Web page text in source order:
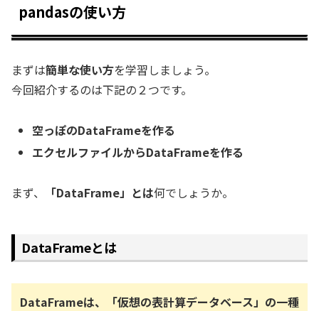
pandasの使い方
まずは簡単な使い方を学習しましょう。
今回紹介するのは下記の２つです。
空っぽのDataFrameを作る
エクセルファイルからDataFrameを作る
まず、 「DataFrame」とは何でしょうか。
DataFrameとは
DataFrameは、「仮想の表計算データベース」の一種